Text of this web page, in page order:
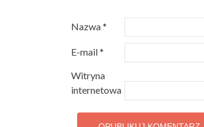
Nazwa*
E-mail*
Witryna
internetowa